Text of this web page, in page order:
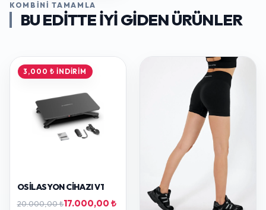
KOMBINI TAMAMLA
BU EDITTE IYI GIDEN ÜRÜNLER
3,000 ₺ İNDIRIM
OSILASYON CIHAZI V1
20.000,00 ₺17.000,00 ₺